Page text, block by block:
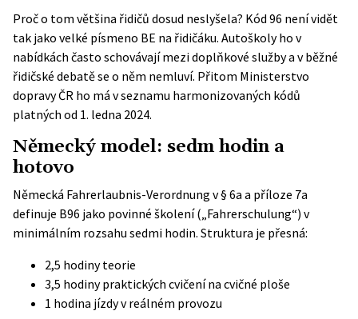
Proč o tom většina řidičů dosud neslyšela? Kód 96 není vidět
tak jako velké písmeno BE na řidičáku. Autoškoly ho v
nabídkách často schovávají mezi doplňkové služby a v běžné
řidičské debatě se o něm nemluví. Přitom Ministerstvo
dopravy ČR ho má v seznamu harmonizovaných kódů
platných od 1. ledna 2024.
Německý model: sedm hodin a
hotovo
Německá Fahrerlaubnis-Verordnung v § 6a a příloze 7a
definuje B96 jako povinné školení („Fahrerschulung“) v
minimálním rozsahu sedmi hodin. Struktura je přesná:
2,5 hodiny teorie
3,5 hodiny praktických cvičení na cvičné ploše
1 hodina jízdy v reálném provozu